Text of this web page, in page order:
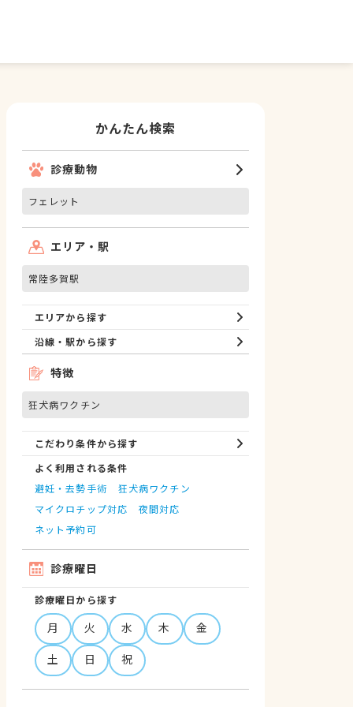
かんたん検索
診療動物
フェレット
エリア・駅
常陸多賀駅
エリアから探す
沿線・駅から探す
特徴
狂犬病ワクチン
こだわり条件から探す
よく利用される条件
避妊・去勢手術
狂犬病ワクチン
マイクロチップ対応
夜間対応
ネット予約可
診療曜日
診療曜日から探す
月 火 水 木
金
土
日 祝